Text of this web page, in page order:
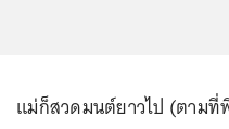
แม่ก็สวดมนต์ยาวไป (ตาม